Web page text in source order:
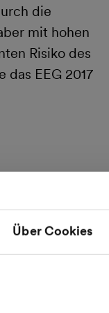
Über Cookies
die
mit hohen
Risiko des
EEG 2017
dass auch in
so Lothar
Wer trägt